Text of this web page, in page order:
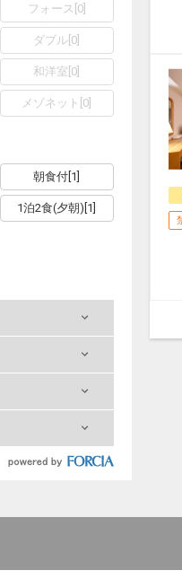
フォース 0]
ダブル 0
和洋室 0
メゾネット 0
朝食付 1
1泊2食(夕朝) 1